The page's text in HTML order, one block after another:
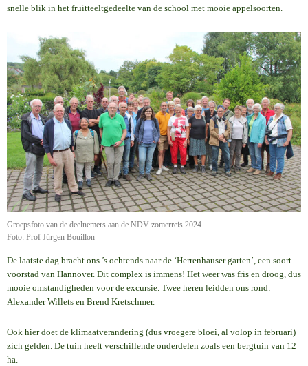
snelle blik in het fruitteeltgedeelte van de school met mooie appelsoorten.
Groepsfoto van de deelnemers aan de NDV zomerreis 2024.
Foto: Prof Jürgen Bouillon
De laatste dag bracht ons ’s ochtends naar de ‘Herrenhauser garten’, een soort
voorstad van Hannover. Dit complex is immens! Het weer was fris en droog, dus
mooie omstandigheden voor de excursie. Twee heren leidden ons rond:
Alexander Willets en Brend Kretschmer.
Ook hier doet de klimaatverandering (dus vroegere bloei, al volop in februari)
zich gelden. De tuin heeft verschillende onderdelen zoals een bergtuin van 12
ha.